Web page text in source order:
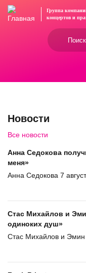
Перейти
Группа
концертови
Новости
Все новости
Анна Седокова
меня»
Анна Седокова 7
Стас Михайлов и
одиноких душ»
Стас Михайлов и Эмин